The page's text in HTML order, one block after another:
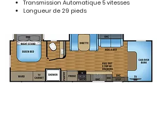
Transmission Automatique 5 vitesses
Longueur de 29 pieds